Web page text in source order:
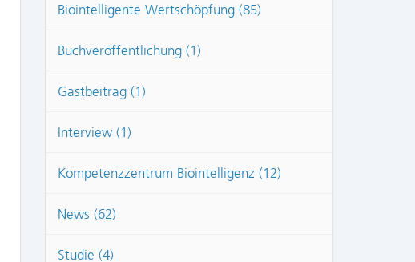
Biointelligente Wertschöpfung (85)
Buchveröffentlichung (1)
Gastbeitrag (1)
Interview (1)
Kompetenzzentrum Biointelligenz (12)
News (62)
Studie (4)